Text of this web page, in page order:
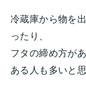
冷蔵庫から物を
ったり、
フタの締め方が
ある人も多いと思